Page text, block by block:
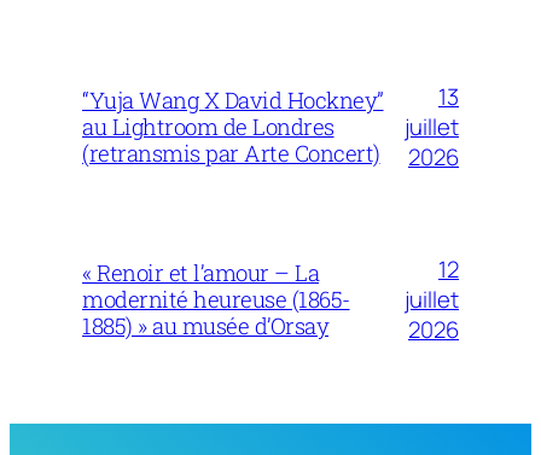
“Yuja Wang X David Hockney”
au Lightroom de Londres
(retransmis par Arte Concert)
13
juillet
2026
« Renoir et l’amour – La
modernité heureuse (1865-
1885) » au musée d’Orsay
12
juillet
2026